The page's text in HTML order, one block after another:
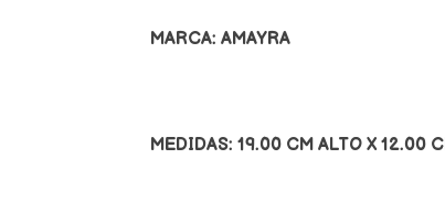
MARCA: AMAYRA
MEDIDAS: 19.00 CM ALTO X 12.00